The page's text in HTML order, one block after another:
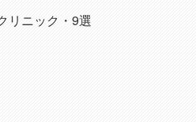
リニック・9選